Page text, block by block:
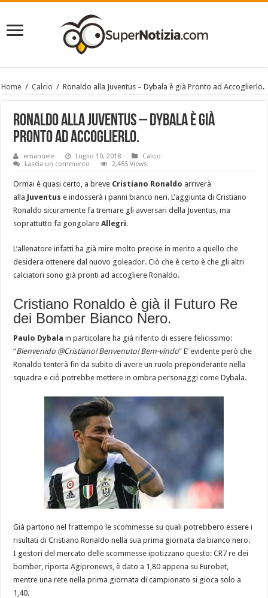
Home / Calcio / Ronaldo alla Juventus – Dybala è già Pronto ad Accoglierlo.
Ronaldo alla Juventus – Dybala è già
Pronto ad Accoglierlo.
emanuele Luglio 10, 2018
Calcio
Lascia un commento
2,455 Views
Ormai è quasi certo, a breve Cristiano Ronaldo arriverà
alla Juventuse indosserà i panni bianco neri. L’aggiunta di Cristiano
Ronaldo sicuramente fa tremare gli avversari della Juventus, ma
soprattutto fa gongolareAllegri.
L’allenatore infatti ha già mire molto precise in merito a quello che
desidera ottenere dal nuovo goleador. Ciò che è certo è che gli altri
calciatori sono già pronti ad accogliere Ronaldo.
Cristiano Ronaldo è già il Futuro Re
dei Bomber Bianco Nero.
Paulo Dybalain particolare ha già riferito di essere felicissimo:
“Bienvenido @Cristiano! Benvenuto! Bem-vindo” E’ evidente però che
Ronaldo tenterà fin da subito di avere un ruolo preponderante nella
squadra e ciò potrebbe mettere in ombra personaggi come Dybala.
Già partono nel frattempo le scommesse su quali potrebbero essere i
risultati di Cristiano Ronaldo nella sua prima giornata da bianco nero.
I gestori del mercato delle scommesse ipotizzano questo: CR7 re dei
bomber, riporta Agipronews, è dato a 1,80 appena su Eurobet,
mentre una rete nella prima giornata di campionato si gioca solo a
1,40.